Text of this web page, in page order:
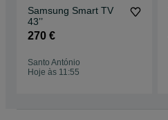
Samsung Smart TV
43’’
270 €
Santo António
Hoje às 11:55